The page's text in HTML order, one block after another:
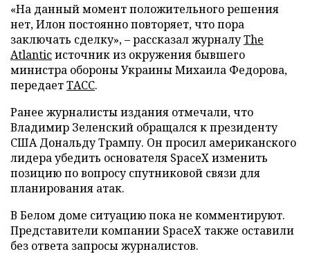
«На данный момент положительного решения
нет, Илон постоянно повторяет, что пора
заключать сделку», – рассказал журналуThe
Atlanticисточник из окружения бывшего
министра обороны Украины Михаила Федорова,
передаетТАСС.
Ранее журналисты издания отмечали, что
Владимир Зеленский обращался к президенту
США Дональду Трампу. Он просил американского
лидера убедить основателя SpaceX изменить
позицию по вопросу спутниковой связи для
планирования атак.
В Белом доме ситуацию пока не комментируют.
Представители компании SpaceX также оставили
без ответа запросы журналистов.